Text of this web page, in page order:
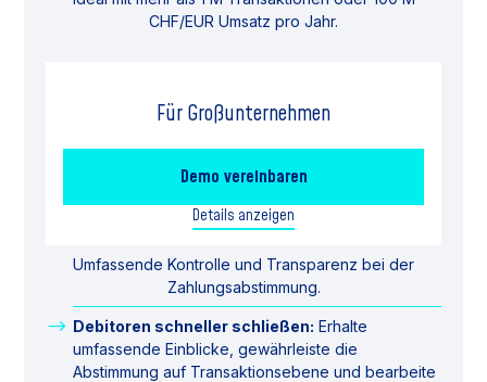
CHF/EUR Umsatz pro Jahr.
Für Großunternehmen
Demo vereinbaren
Details anzeigen
Umfassende Kontrolle und Transparenz bei der
Zahlungsabstimmung.
Debitoren schneller schließen: Erhalte
umfassende Einblicke, gewährleiste die
Abstimmung auf Transaktionsebene und bearbeite